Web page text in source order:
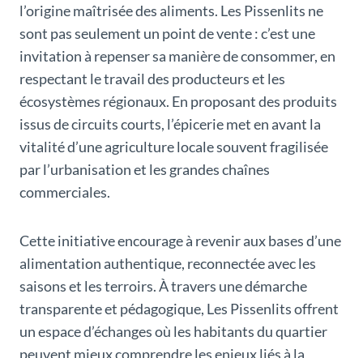
l’origine maîtrisée des aliments. Les Pissenlits ne
sont pas seulement un point de vente : c’est une
invitation à repenser sa manière de consommer, en
respectant le travail des producteurs et les
écosystèmes régionaux. En proposant des produits
issus de circuits courts, l’épicerie met en avant la
vitalité d’une agriculture locale souvent fragilisée
par l’urbanisation et les grandes chaînes
commerciales.
Cette initiative encourage à revenir aux bases d’une
alimentation authentique, reconnectée avec les
saisons et les terroirs. À travers une démarche
transparente et pédagogique, Les Pissenlits offrent
un espace d’échanges où les habitants du quartier
peuvent mieux comprendre les enjeux liés à la